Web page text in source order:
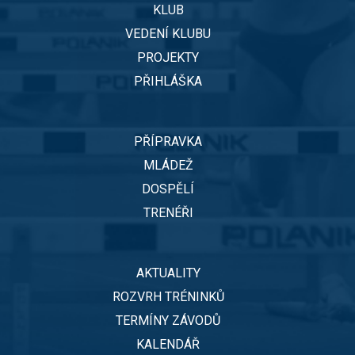
KLUB
VEDENÍ KLUBU
PROJEKTY
PŘIHLÁŠKA
PŘÍPRAVKA
MLÁDEŽ
DOSPĚLÍ
TRENÉŘI
AKTUALITY
ROZVRH TRÉNINKŮ
TERMÍNY ZÁVODŮ
KALENDÁŘ